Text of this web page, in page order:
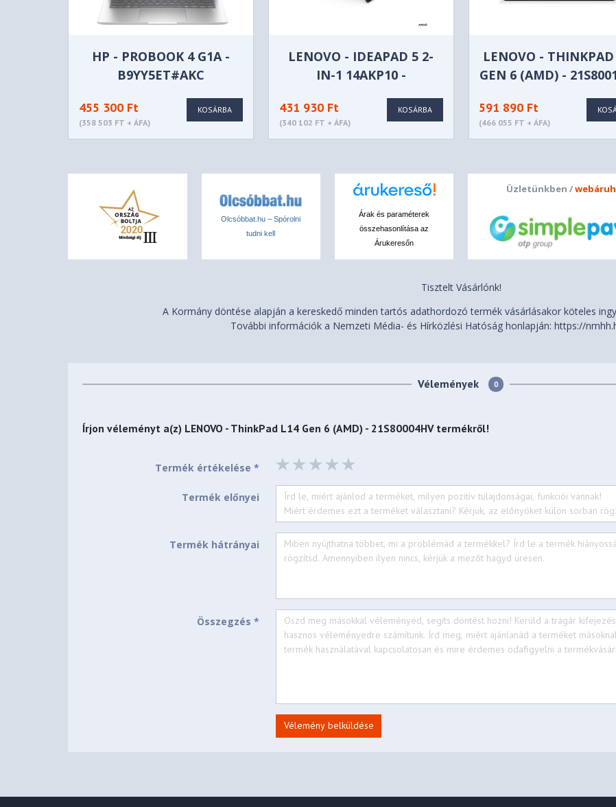
Camera 5.0MP + IR Discrete with Privacy Shutter
Power Adapter
14" WUXGA (1920x1200) IPS 400nits Anti-glare, 45%
Touchscreen
Screen-to-Body Ratio 85.5%
Dimensions (WxDxH)
313.7 x 226 x 11.39/17.31 (front/rear), 22.9
(maximum) mm; 12.35 x 8.90 x 0.45/0.68 (front/rear),
Windows® 11 Pro, Hungarian / English
WWAN Upgradable to 4G
HP - PROBOOK 4 G1A -
B9YY5ET#AKC
455 300 Ft
(358 503 FT + ÁFA)
KOSÁRBA
LENOVO - IDEAPAD 5 2-
IN-1 14AKP10 -
431 930 Ft
(340 102 FT + ÁFA)
KOSÁRBA
LENOVO -
GEN 6 (AMD) -
591 890 Ft
(466 055 FT + ÁFA)
Olcsóbbat.hu – Spórolni
tudni kell
Árak és paraméterek
összehasonlítása az
Árukeresőn
Üzletünkben /
Tisztelt Vásárlónk!
A Kormány döntése alapján a kereskedő minden tartós adathordozó termék vásárlásakor köteles
További információk a Nemzeti Média- és Hírközlési Hatóság honlapján: https://
Vélemények 0
Írjon véleményt a(z) LENOVO - ThinkPad L14 Gen 6 (AMD) - 21S80004HVtermékről!
Termék értékelése *
Termék előnyei
Termék hátrányai
Összegzés *
Vélemény belküldése